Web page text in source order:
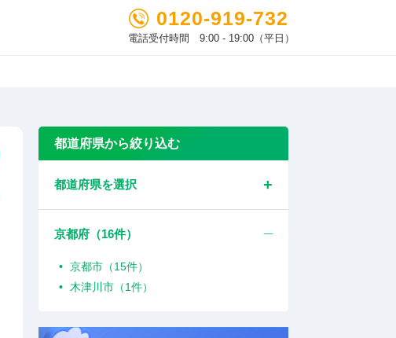
0120-919-732
電話受付時間 9:00 - 19:00（平日）
都道府県から絞り込む
都道府県を選択
京都府（16件）
京都市（15件）
木津川市（1件）